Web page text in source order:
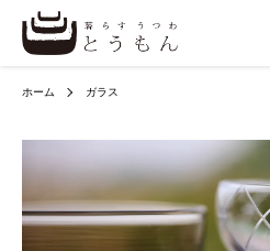
ホーム ガラス